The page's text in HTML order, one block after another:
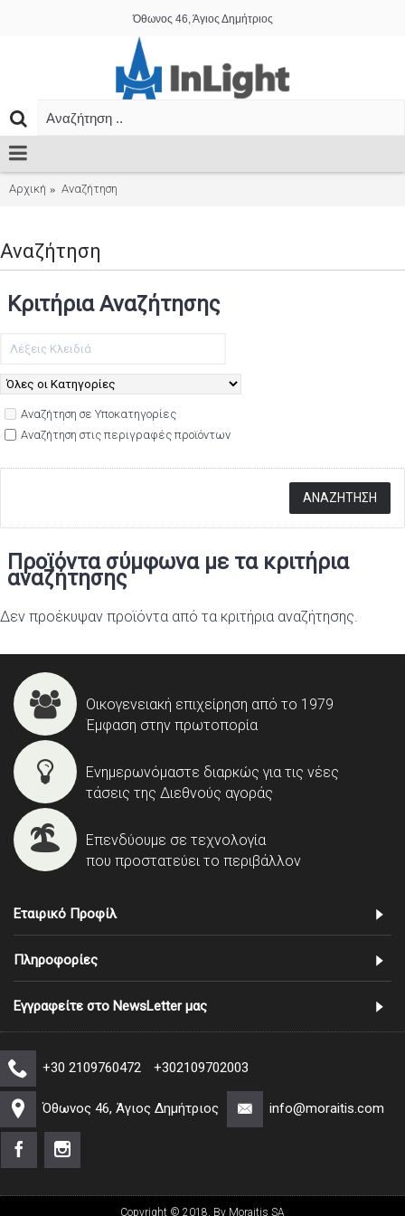
Όθωνος 46, Άγιος Δημήτριος
Αρχική Αναζήτηση
Αναζήτηση
Κριτήρια Αναζήτησης
Αναζήτηση σε Υποκατηγορίες
Αναζήτηση στις περιγραφές προϊόντων
Προϊόντα σύμφωνα με τα κριτήρια
αναζήτησης
Δεν προέκυψαν προϊόντα από τα κριτήρια αναζήτησης.
Οικογενειακή επιχείρηση από το 1979
Έμφαση στην πρωτοπορία
Ενημερωνόμαστε διαρκώς για τις νέες
τάσεις της Διεθνούς αγοράς
Επενδύουμε σε τεχνολογία
που προστατεύει το περιβάλλον
Εταιρικό Προφίλ
Πληροφορίες
Εγγραφείτε στο NewsLetter μας
+30 2109760472 +302109702003
Όθωνος 46, Άγιος Δημήτριος info@moraitis.com
Copyright © 2018, By Moraitis SA